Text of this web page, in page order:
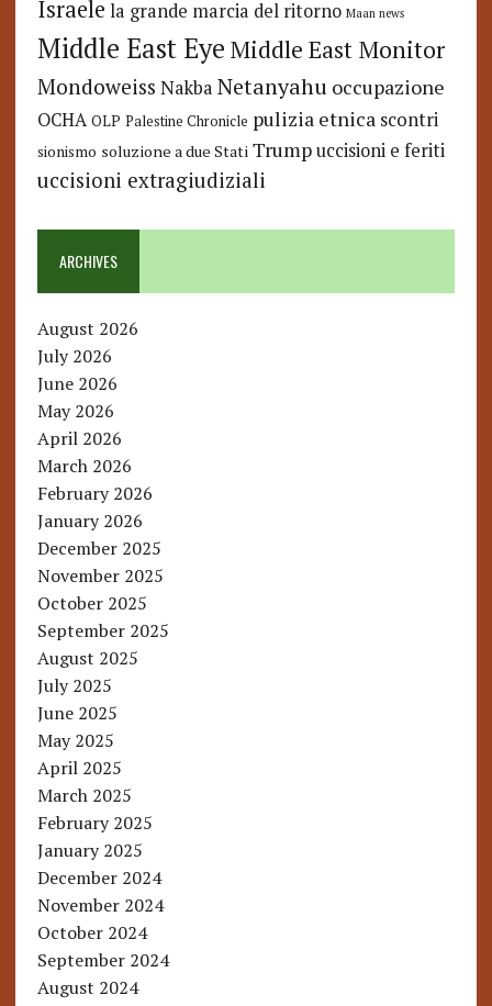
Israele la grande marcia del ritorno Maan news
Middle East Eye Middle East Monitor
Mondoweiss Nakba Netanyahu occupazione
OCHA OLP Palestine Chronicle pulizia etnica scontri
sionismo soluzione a due Stati Trump uccisioni e feriti
uccisioni extragiudiziali
ARCHIVES
August 2026
July 2026
June 2026
May 2026
April 2026
March 2026
February 2026
January 2026
December 2025
November 2025
October 2025
September 2025
August 2025
July 2025
June 2025
May 2025
April 2025
March 2025
February 2025
January 2025
December 2024
November 2024
October 2024
September 2024
August 2024